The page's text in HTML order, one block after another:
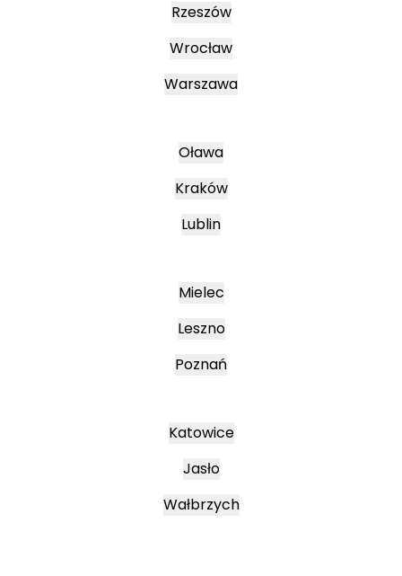
Rzeszów
Wrocław
Warszawa
Oława
Kraków
Lublin
Mielec
Leszno
Poznań
Katowice
Jasło
Wałbrzych